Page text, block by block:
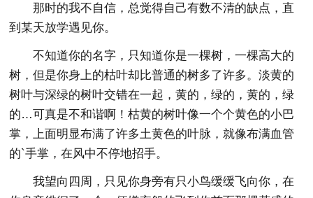
那时的我不自信，总觉得自己有数不清的缺点，直
到某天放学遇见你。
不知道你的名字，只知道你是一棵树，一棵高大的
树，但是你身上的枯叶却比普通的树多了许多。淡黄的
树叶与深绿的树叶交错在一起，黄的，绿的，黄的，绿
的…可真是不和谐啊！枯黄的树叶像一个个黄色的小巴
掌，上面明显布满了许多土黄色的叶脉，就像布满血管
的`手掌，在风中不停地招手。
我望向四周，只见你身旁有只小鸟缓缓飞向你，在